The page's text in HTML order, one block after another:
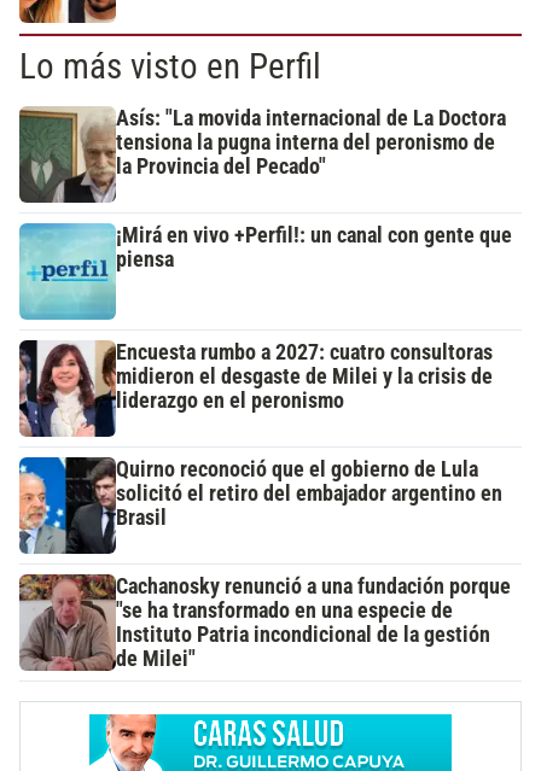
Lo más visto en Perfil
Asís: "La movida internacional de La Doctora
tensiona la pugna interna del peronismo de
la Provincia del Pecado"
¡Mirá en vivo +Perfil!: un canal con gente que
piensa
Encuesta rumbo a 2027: cuatro consultoras
midieron el desgaste de Milei y la crisis de
liderazgo en el peronismo
Quirno reconoció que el gobierno de Lula
solicitó el retiro del embajador argentino en
Brasil
Cachanosky renunció a una fundación porque
"se ha transformado en una especie de
Instituto Patria incondicional de la gestión
de Milei"